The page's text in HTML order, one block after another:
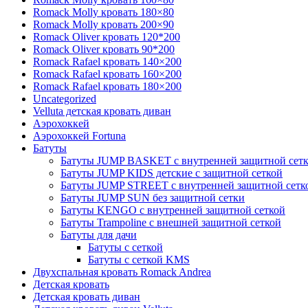
Romack Molly кровать 180×80
Romack Molly кровать 200×90
Romack Oliver кровать 120*200
Romack Oliver кровать 90*200
Romack Rafael кровать 140×200
Romack Rafael кровать 160×200
Romack Rafael кровать 180×200
Uncategorized
Velluta детская кровать диван
Аэрохоккей
Аэрохоккей Fortuna
Батуты
Батуты JUMP BASKET с внутренней защитной
Батуты JUMP KIDS детские с защитной сеткой
Батуты JUMP STREET с внутренней защитной
Батуты JUMP SUN без защитной сетки
Батуты KENGO с внутренней защитной сеткой
Батуты Trampoline с внешней защитной сеткой
Батуты для дачи
Батуты с сеткой
Батуты с сеткой KMS
Двухспальная кровать Romack Andrea
Детская кровать
Детская кровать диван